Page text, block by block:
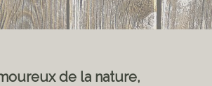
de la nature,